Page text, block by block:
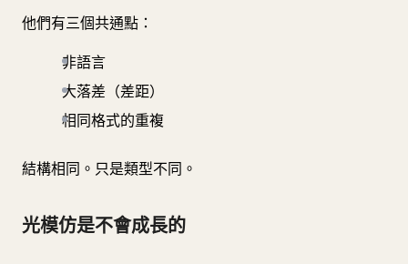
他們有三個共通點：
非語言
大落差（差距）
相同格式的重複
結構相同。只是類型不同。
光模仿是不會成長的